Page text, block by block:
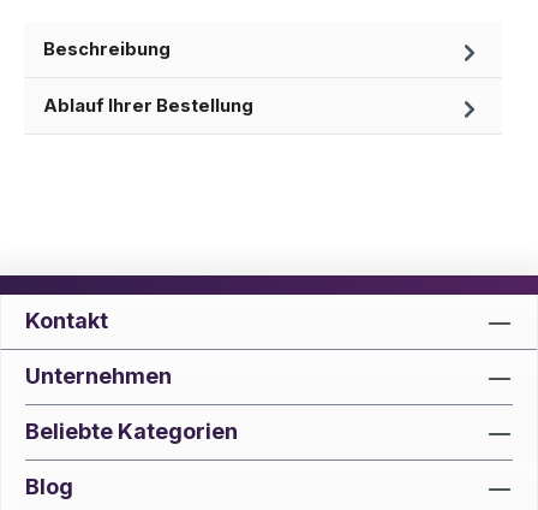
Beschreibung
Ablauf Ihrer Bestellung
Kontakt
Unternehmen
Beliebte Kategorien
Blog